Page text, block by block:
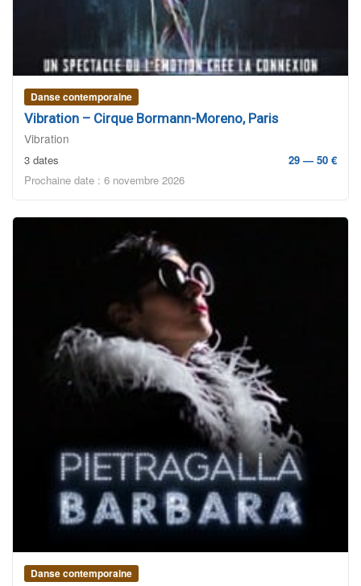
Danse contemporaine
Vibration – Cirque Bormann-Moreno, Paris
Vibration
3 dates
29 — 50 €
Prochaine date : 6 novembre 2026
Danse contemporaine